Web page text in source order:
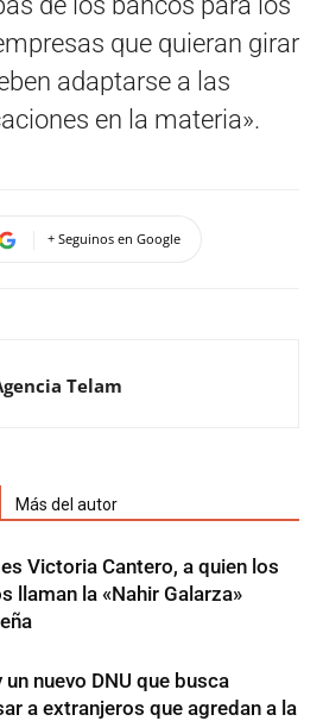
que quieran girar
adaptarse a las
en la materia».
+ Seguinos en Google
Telam
Más del autor
Victoria Cantero, a quien los
llaman la «Nahir Galarza»
un nuevo DNU que busca
a extranjeros que agredan a la